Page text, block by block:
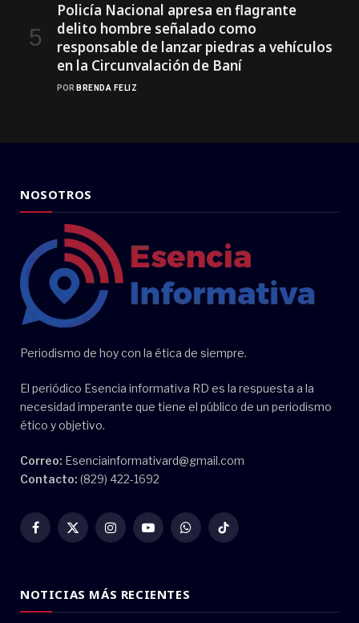
Policía Nacional apresa en flagrante
delito hombre señalado como
responsable de lanzar piedras a vehículos
en la Circunvalación de Baní
POR BRENDA FELIZ
NOSOTROS
Periodismo de hoy con la ética de siempre.
El periódico Esencia informativa RD es la respuesta a la
necesidad imperante que tiene el público de un periodismo
ético y objetivo.
Correo: Esenciainformativard@gmail.com
Contacto: (829) 422-1692
Facebook
X
InstagramYouTubeWhatsAppTikTok
NOTICIAS MÁS RECIENTES